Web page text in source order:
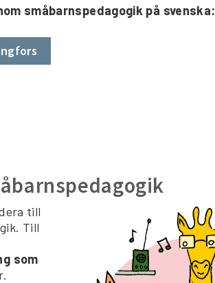
småbarnspedagogik på svenska:
till
Till
som